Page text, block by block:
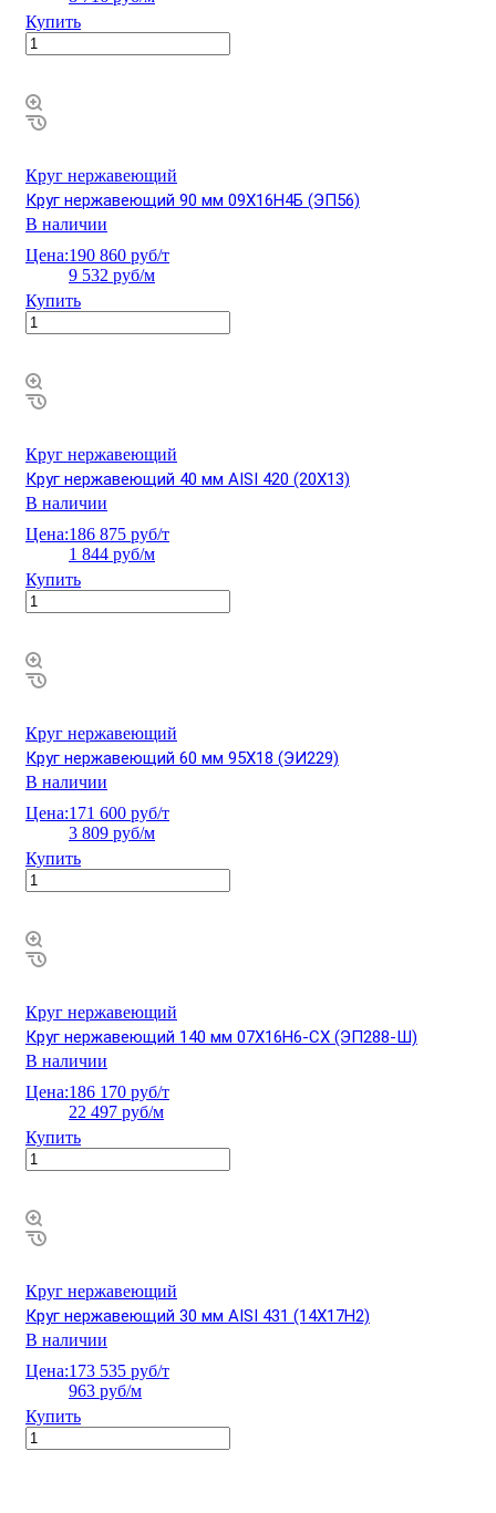
Купить
Круг нержавеющий
Круг нержавеющий 90 мм 09Х16Н4Б (ЭП56)
В наличии
Цена:190 860 руб/т
9 532 руб/м
Купить
Круг нержавеющий
Круг нержавеющий 40 мм AISI 420 (20Х13)
В наличии
Цена:186 875 руб/т
1 844 руб/м
Купить
Круг нержавеющий
Круг нержавеющий 60 мм 95Х18 (ЭИ229)
В наличии
Цена:171 600 руб/т
3 809 руб/м
Купить
Круг нержавеющий
Круг нержавеющий 140 мм 07Х16Н6-СХ (ЭП288-Ш)
В наличии
Цена:186 170 руб/т
22 497 руб/м
Купить
Круг нержавеющий
Круг нержавеющий 30 мм AISI 431 (14Х17Н2)
В наличии
Цена:173 535 руб/т
963 руб/м
Купить